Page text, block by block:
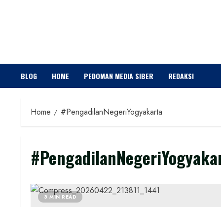
BLOG HOME PEDOMAN MEDIA SIBER REDAKSI
Home #PengadilanNegeriYogyakarta
3 MIN READ